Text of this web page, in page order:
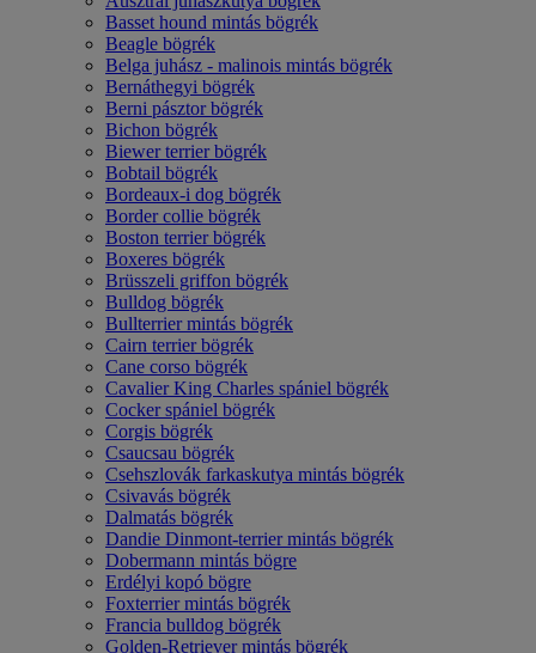
Basset hound mintás bögrék
Beagle bögrék
Belga juhász - malinois mintás bögrék
Bernáthegyi bögrék
Berni pásztor bögrék
Bichon bögrék
Biewer terrier bögrék
Bobtail bögrék
Bordeaux-i dog bögrék
Border collie bögrék
Boston terrier bögrék
Boxeres bögrék
Brüsszeli griffon bögrék
Bulldog bögrék
Bullterrier mintás bögrék
Cairn terrier bögrék
Cane corso bögrék
Cavalier King Charles spániel bögrék
Cocker spániel bögrék
Corgis bögrék
Csaucsau bögrék
Csehszlovák farkaskutya mintás bögrék
Csivavás bögrék
Dalmatás bögrék
Dandie Dinmont-terrier mintás bögrék
Dobermann mintás bögre
Erdélyi kopó bögre
Foxterrier mintás bögrék
Francia bulldog bögrék
Golden-Retriever mintás bögrék